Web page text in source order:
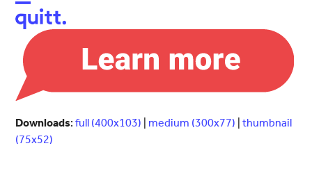
Open
mobile
menu
Close
mobile
menu
Downloads:full (400x103) medium (300x77) |thumbnail
(75x52)